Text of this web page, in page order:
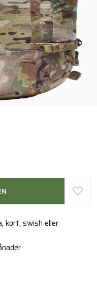
kort, swish eller